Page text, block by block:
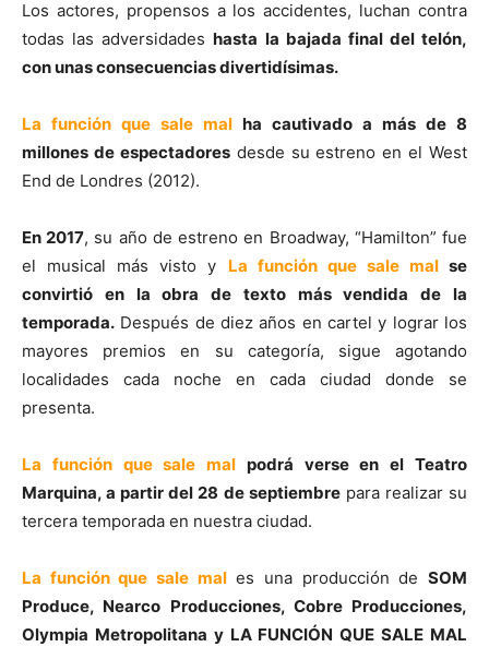
Los actores, propensos a los accidentes, luchan contra
todas las adversidadeshasta la bajada final del telón,
con unas consecuencias divertidísimas.
La función que sale mal ha cautivado a más de 8
millones de espectadoresdesde su estreno en el West
End de Londres (2012).
En 2017, su año de estreno en Broadway, “Hamilton” fue
el musical más visto y La función que sale malse
convirtió en la obra de texto más vendida de la
temporada. Después de diez años en cartel y lograr los
mayores premios en su categoría, sigue agotando
localidades cada noche en cada ciudad donde se
presenta.
La función que sale mal podrá verse en el Teatro
Marquina, a partir del 28 de septiembrepara realizar su
tercera temporada en nuestra ciudad.
La función que sale males una producción deSOM
Produce, Nearco Producciones, Cobre Producciones,
Olympia Metropolitana y LA FUNCIÓN QUE SALE MAL